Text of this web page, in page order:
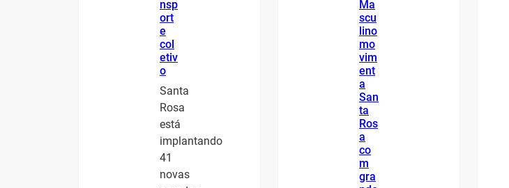
nsp
ort
e
col
etiv
o
Santa
Rosa
está
implantando
41
novas
Ma
scu
lino
mo
vim
ent
a
San
ta
Ros
a
co
m
gra